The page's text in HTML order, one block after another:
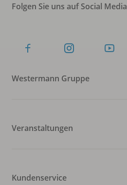
Folgen Sie uns auf Social Media
Westermann Gruppe
Veranstaltungen
Kundenservice